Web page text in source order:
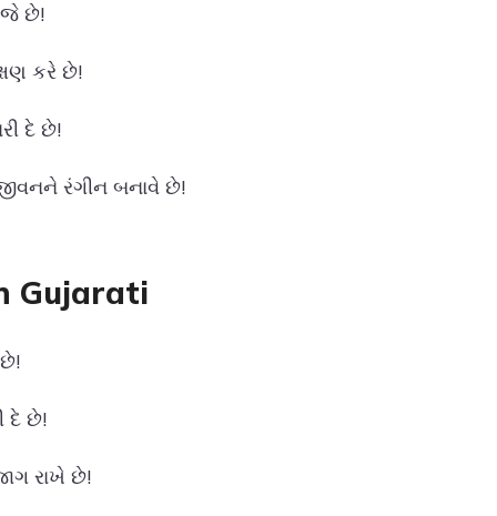
છે!
કરે છે!
દે છે!
રંગીન બનાવે છે!
Gujarati
દે છે!
રાખે છે!